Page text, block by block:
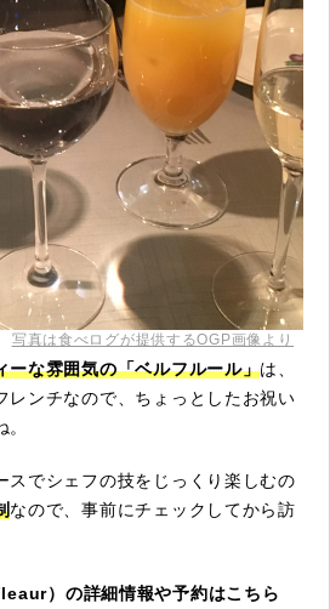
写真は食べログが提供するOGP画像より
ーな雰囲気の「ベルフルール」は、
レンチなので、ちょっとしたお祝い
スでシェフの技をじっくり楽しむの
なので、事前にチェックしてから訪
）の詳細情報や予約はこちら